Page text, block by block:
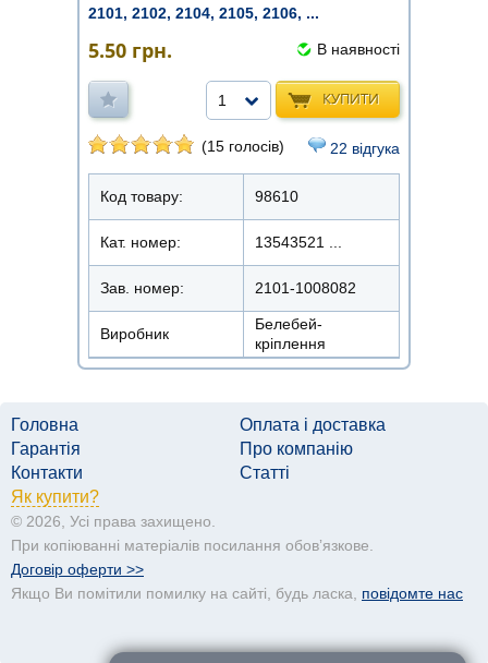
2101, 2102, 2104, 2105, 2106, ...
5.50 грн. В наявності
КУПИТИ
1
(15 голосів) 22 відгука
Код товару: 98610
Кат. номер: 13543521 ...
Зав. номер: 2101-1008082
Виробник
Белебей-
кріплення
Головна
Оплата і доставка
Гарантія
Про компанію
Контакти
Статті
Як купити?
© 2026, Усі права захищено.
При копіюванні матеріалів посилання обовʼязкове.
Договір оферти >>
Якщо Ви помітили помилку на сайті, будь ласка, повідомте нас